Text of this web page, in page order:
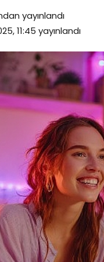
yayınlandı
11:45 yayınlandı